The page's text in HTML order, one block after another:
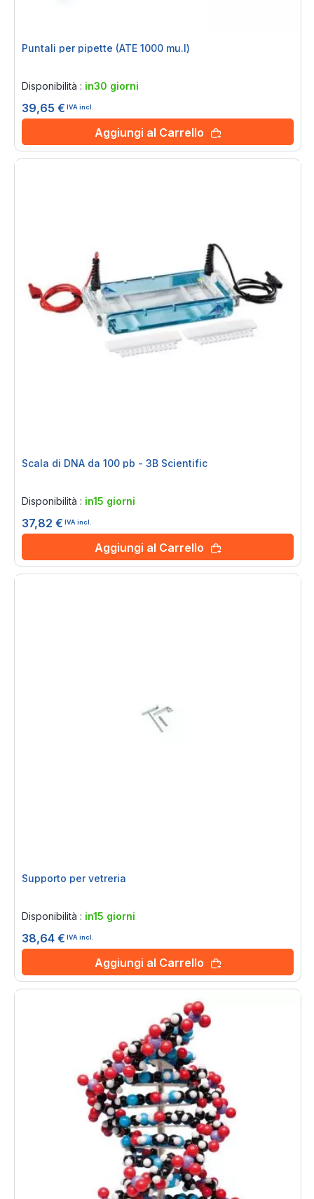
Puntali per pipette (ATE 1000 mu.l)
Disponibilità : in30 giorni
39,65 € IVA incl.
Aggiungi al Carrello
Scala di DNA da 100 pb - 3B Scientific
Disponibilità : in15 giorni
37,82 € IVA incl.
Aggiungi al Carrello
Supporto per vetreria
Disponibilità : in15 giorni
38,64 € IVA incl.
Aggiungi al Carrello